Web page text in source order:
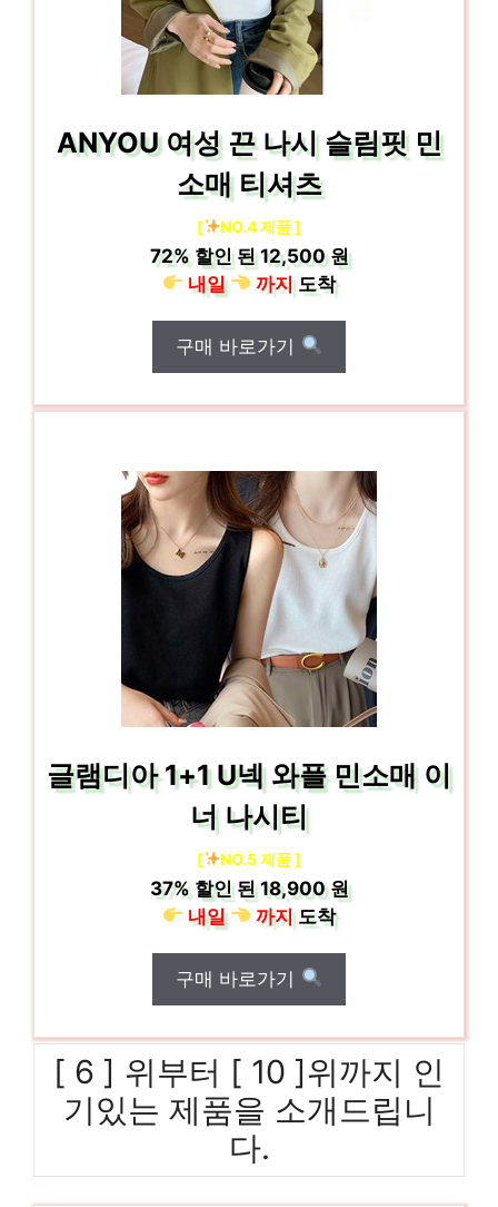
ANYOU 여성 끈 나시 슬림핏 민
소매 티셔츠
[ NO.4 제품 ]
72%할인 된12,500 원
내일
까지도착
구매 바로가기
글램디아 1+1 U넥 와플 민소매 이
너 나시티
[ NO.5 제품 ]
37%할인 된18,900 원
내일
까지도착
구매 바로가기
[ 6 ] 위부터 [ 10 ]위까지 인
기있는 제품을 소개드립니
다.